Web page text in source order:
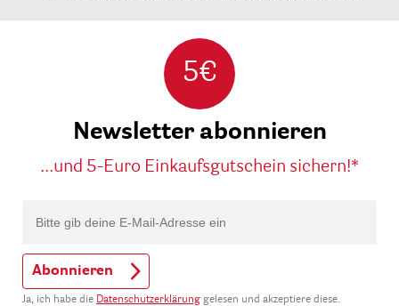
5€
Newsletter abonnieren
...und 5-Euro Einkaufsgutschein sichern!*
Abonnieren
Ja, ich habe die Datenschutzerklärung gelesen und akzeptiere diese.